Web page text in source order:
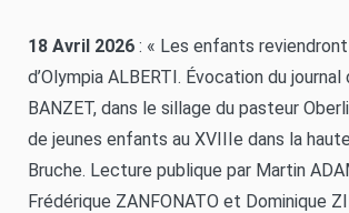
18 Avril 2026 : « Les enfants reviendront
d’Olympia ALBERTI. Évocation du journal
BANZET, dans le sillage du pasteur
de jeunes enfants au XVIIIe dans la
Bruche. Lecture publique par Martin
Frédérique ZANFONATO et Dominique